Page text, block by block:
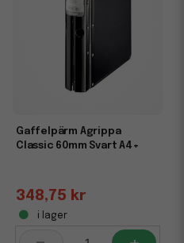
av stål skapas en
och stabilitet. Det skapar
stor lagringskapacitet.
400 ark (
80 gram papper
att alla papper hålls på
med gaffelpärmar i
ut genom att först
metallpärmar är fria från
Gaffelpärm Agrippa
Classic 60mm Svart A4+
348,75 kr
i lager